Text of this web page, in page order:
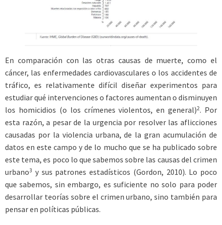
En comparación con las otras causas de muerte, como el
cáncer, las enfermedades cardiovasculares o los accidentes de
tráfico, es relativamente difícil diseñar experimentos para
estudiar qué intervenciones o factores aumentan o disminuyen
los homicidios (o los crímenes violentos, en general)2. Por
esta razón, a pesar de la urgencia por resolver las aflicciones
causadas por la violencia urbana, de la gran acumulación de
datos en este campo y de lo mucho que se ha publicado sobre
este tema, es poco lo que sabemos sobre las causas del crimen
urbano3 y sus patrones estadísticos (Gordon, 2010). Lo poco
que sabemos, sin embargo, es suficiente no solo para poder
desarrollar teorías sobre el crimen urbano, sino también para
pensar en políticas públicas.